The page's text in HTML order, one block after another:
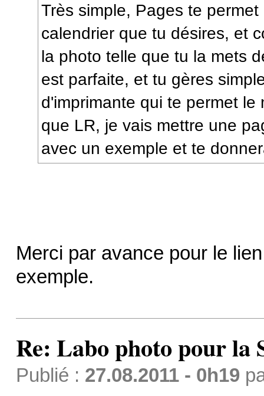
Très simple, Pages te
calendrier que tu désires, et
la photo telle que tu la mets
est parfaite, et tu gères
d'imprimante qui te permet
que LR, je vais mettre une
avec un exemple et te
Merci par avance pour le
exemple.
Re: Labo photo pour la
Publié : 27.08.2011 - 0h19